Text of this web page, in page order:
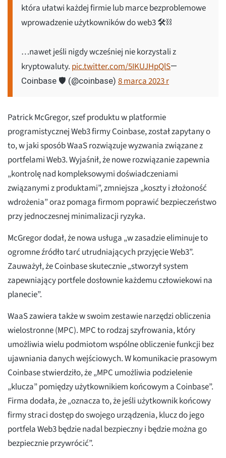
która ułatwi każdej firmie lub marce bezproblemowe
wprowadzenie użytkowników do web3 🛠️⛓️
…nawet jeśli nigdy wcześniej nie korzystali z
kryptowaluty. pic.twitter.com/5IKUJHpQlS—
Coinbase 🛡️ (@coinbase) 8 marca 2023 r
Patrick McGregor, szef produktu w platformie
programistycznej Web3 firmy Coinbase, został zapytany o
to, w jaki sposób WaaS rozwiązuje wyzwania związane z
portfelami Web3. Wyjaśnił, że nowe rozwiązanie zapewnia
„kontrolę nad kompleksowymi doświadczeniami
związanymi z produktami”, zmniejsza „koszty i złożoność
wdrożenia” oraz pomaga firmom poprawić bezpieczeństwo
przy jednoczesnej minimalizacji ryzyka.
McGregor dodał, że nowa usługa „w zasadzie eliminuje to
ogromne źródło tarć utrudniających przyjęcie Web3”.
Zauważył, że Coinbase skutecznie „stworzył system
zapewniający portfele dosłownie każdemu człowiekowi na
planecie”.
WaaS zawiera także w swoim zestawie narzędzi obliczenia
wielostronne (MPC). MPC to rodzaj szyfrowania, który
umożliwia wielu podmiotom wspólne obliczenie funkcji bez
ujawniania danych wejściowych. W komunikacie prasowym
Coinbase stwierdziło, że „MPC umożliwia podzielenie
„klucza” pomiędzy użytkownikiem końcowym a Coinbase”.
Firma dodała, że „oznacza to, że jeśli użytkownik końcowy
firmy straci dostęp do swojego urządzenia, klucz do jego
portfela Web3 będzie nadal bezpieczny i będzie można go
bezpiecznie przywrócić”.